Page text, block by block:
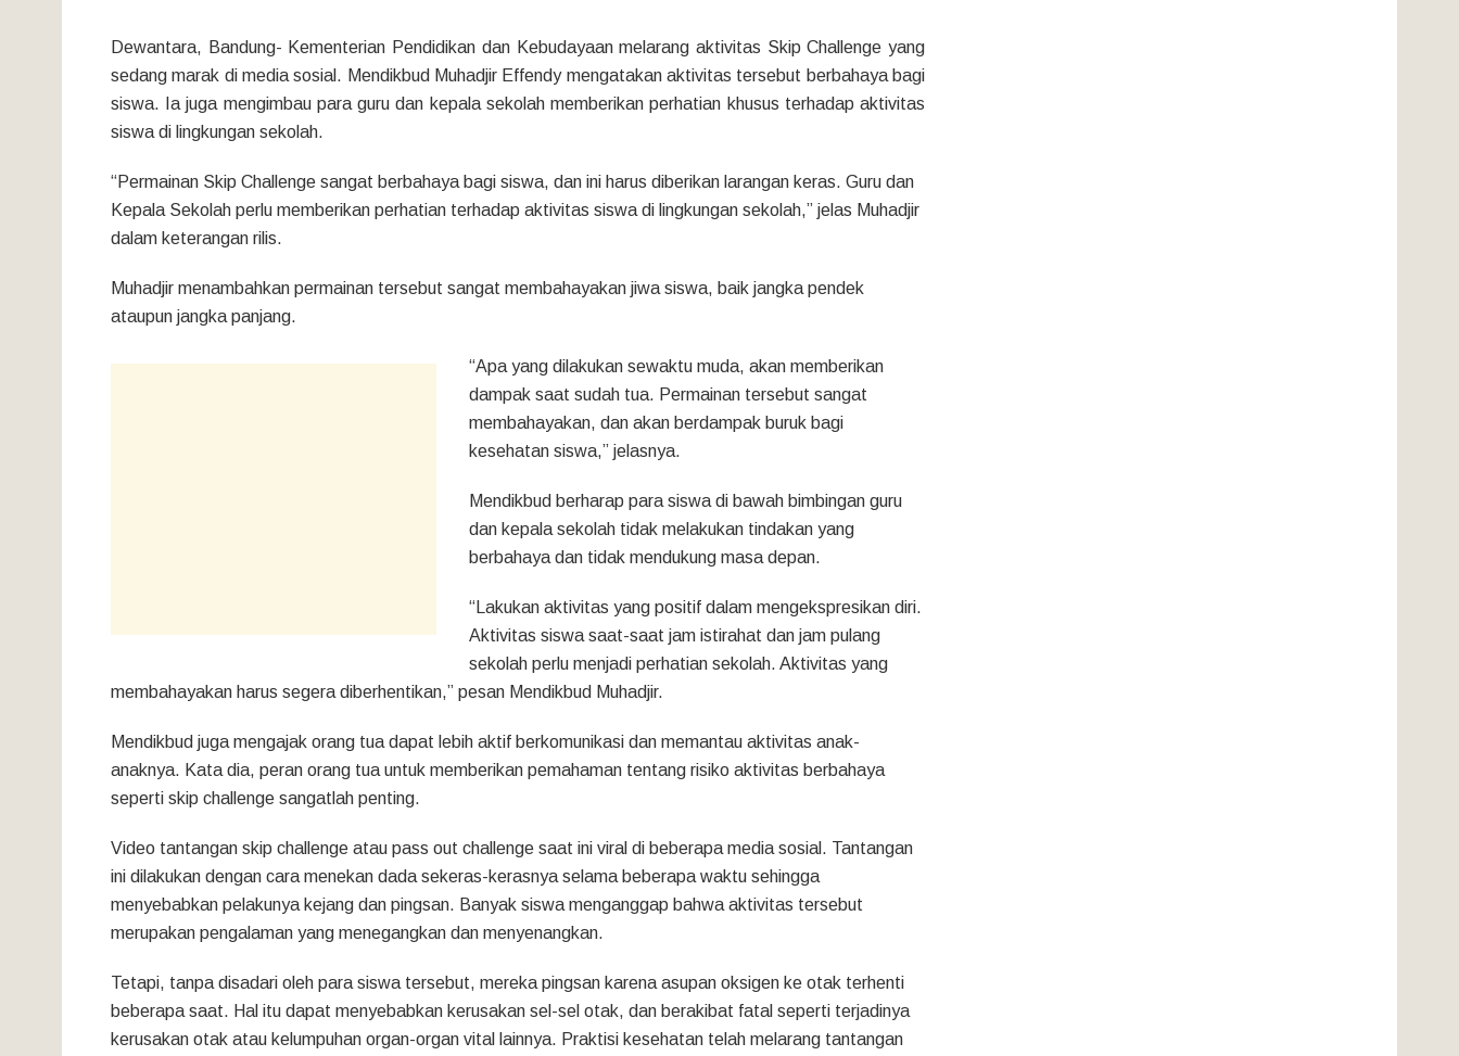
Dewantara, Bandung- Kementerian Pendidikan dan Kebudayaan melarang aktivitas Skip Challenge yang
sedang marak di media sosial. Mendikbud Muhadjir Effendy mengatakan aktivitas tersebut berbahaya bagi
siswa. Ia juga mengimbau para guru dan kepala sekolah memberikan perhatian khusus terhadap aktivitas
siswa di lingkungan sekolah.
“Permainan Skip Challenge sangat berbahaya bagi siswa, dan ini harus diberikan larangan keras. Guru dan
Kepala Sekolah perlu memberikan perhatian terhadap aktivitas siswa di lingkungan sekolah,” jelas Muhadjir
dalam keterangan rilis.
Muhadjir menambahkan permainan tersebut sangat membahayakan jiwa siswa, baik jangka pendek
ataupun jangka panjang.
“Apa yang dilakukan sewaktu muda, akan memberikan
dampak saat sudah tua. Permainan tersebut sangat
membahayakan, dan akan berdampak buruk bagi
kesehatan siswa,” jelasnya.
Mendikbud berharap para siswa di bawah bimbingan guru
dan kepala sekolah tidak melakukan tindakan yang
berbahaya dan tidak mendukung masa depan.
“Lakukan aktivitas yang positif dalam mengekspresikan diri.
Aktivitas siswa saat-saat jam istirahat dan jam pulang
sekolah perlu menjadi perhatian sekolah. Aktivitas yang
membahayakan harus segera diberhentikan,” pesan Mendikbud Muhadjir.
Mendikbud juga mengajak orang tua dapat lebih aktif berkomunikasi dan memantau aktivitas anak-
anaknya. Kata dia, peran orang tua untuk memberikan pemahaman tentang risiko aktivitas berbahaya
seperti skip challenge sangatlah penting.
Video tantangan skip challenge atau pass out challenge saat ini viral di beberapa media sosial. Tantangan
ini dilakukan dengan cara menekan dada sekeras-kerasnya selama beberapa waktu sehingga
menyebabkan pelakunya kejang dan pingsan. Banyak siswa menganggap bahwa aktivitas tersebut
merupakan pengalaman yang menegangkan dan menyenangkan.
Tetapi, tanpa disadari oleh para siswa tersebut, mereka pingsan karena asupan oksigen ke otak terhenti
beberapa saat. Hal itu dapat menyebabkan kerusakan sel-sel otak, dan berakibat fatal seperti terjadinya
kerusakan otak atau kelumpuhan organ-organ vital lainnya. Praktisi kesehatan telah melarang tantangan